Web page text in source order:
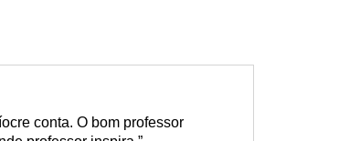
conta. O bom professor